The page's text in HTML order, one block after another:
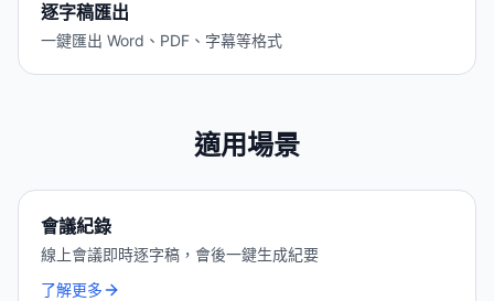
逐字稿匯出
一鍵匯出 Word、PDF、字幕等格式
適用場景
會議紀錄
線上會議即時逐字稿，會後一鍵生成紀要
了解更多